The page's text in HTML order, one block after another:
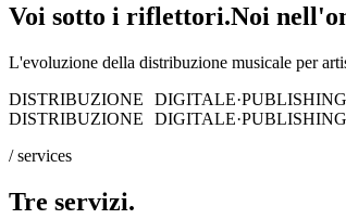
Voi sotto i riflettori.Noi
L'evoluzione della distribuzione musicale per
DISTRIBUZIONE DIGITALE·PUBLISHING
DISTRIBUZIONE DIGITALE·PUBLISHING
/ services
Tre servizi.